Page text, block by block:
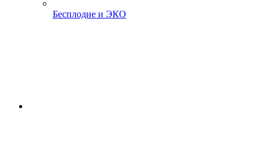
Бесплодие и ЭКО